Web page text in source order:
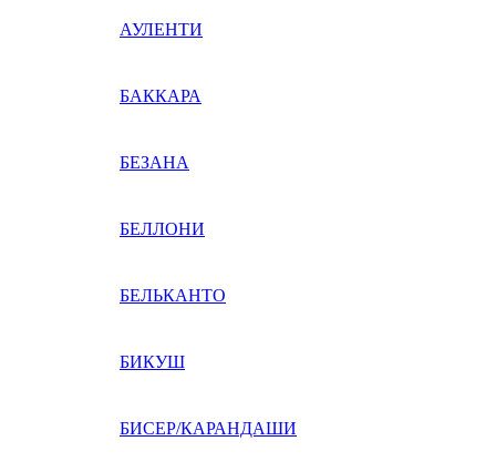
АУЛЕНТИ
БАККАРА
БЕЗАНА
БЕЛЛОНИ
БЕЛЬКАНТО
БИКУШ
БИСЕР/КАРАНДАШИ